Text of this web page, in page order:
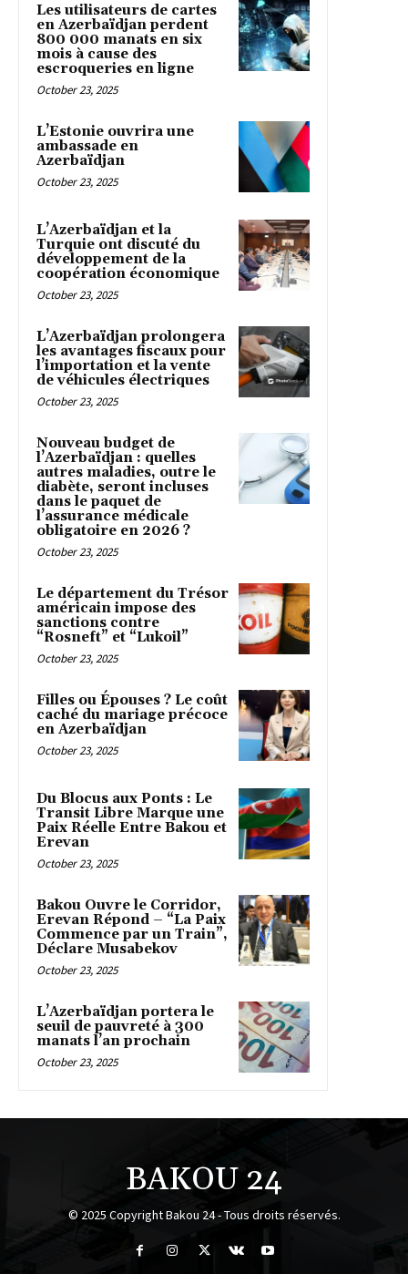
Les utilisateurs de cartes
en Azerbaïdjan perdent
800 000 manats en six
mois à cause des
escroqueries en ligne
October 23, 2025
L’Estonie ouvrira une
ambassade en
Azerbaïdjan
October 23, 2025
L’Azerbaïdjan et la
Turquie ont discuté du
développement de la
coopération économique
October 23, 2025
L’Azerbaïdjan prolongera
les avantages fiscaux pour
l’importation et la vente
de véhicules électriques
October 23, 2025
Nouveau budget de
l’Azerbaïdjan : quelles
autres maladies, outre le
diabète, seront incluses
dans le paquet de
l’assurance médicale
obligatoire en 2026 ?
October 23, 2025
Le département du Trésor
américain impose des
sanctions contre
“Rosneft” et “Lukoil”
October 23, 2025
Filles ou Épouses ? Le coût
caché du mariage précoce
en Azerbaïdjan
October 23, 2025
Du Blocus aux Ponts : Le
Transit Libre Marque une
Paix Réelle Entre Bakou et
Erevan
October 23, 2025
Bakou Ouvre le Corridor,
Erevan Répond – “La Paix
Commence par un Train”,
Déclare Musabekov
October 23, 2025
L’Azerbaïdjan portera le
seuil de pauvreté à 300
manats l’an prochain
October 23, 2025
BAKOU 24
© 2025 Copyright Bakou 24 - Tous droits réservés.